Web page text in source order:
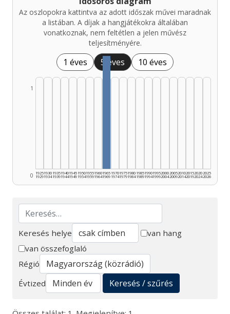
Az oszlopokra kattintva az adott időszak művei maradnak
a listában. A díjak a hangjátékokra általában
vonatkoznak, nem feltétlen a jelen művész
teljesítményére.
1 éves 5 éves 10 éves
0
1
1925
1929
1930
1934
1935
1939
1940
1944
1945
1949
1950
1954
1955
1959
1960
1964
1965
1969
1970
1974
1975
1979
1980
1984
1985
1989
1990
1994
1995
1999
2000
2004
2005
2009
2010
2014
2015
2019
2020
2024
2025
2026
Keresés
Keresés helye
van hang
van összefoglaló
Régió
Évtized
Keresés / szűrés